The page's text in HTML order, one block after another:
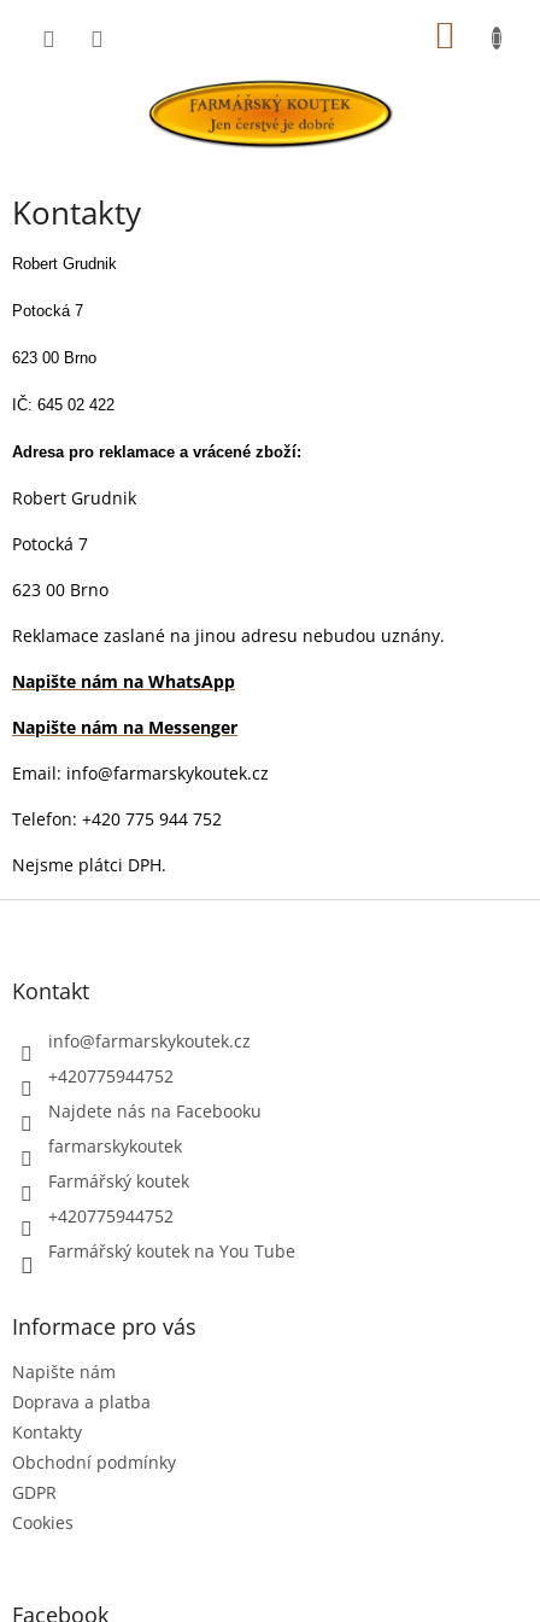
Kontakty
Robert Grudnik
Potocká 7
623 00 Brno
IČ: 645 02 422
Adresa pro reklamace a vrácené zboží:
Robert Grudnik
Potocká 7
623 00 Brno
Reklamace zaslané na jinou adresu nebudou uznány.
Napište nám na WhatsApp
Napište nám na Messenger
Email: info@farmarskykoutek.cz
Telefon: +420 775 944 752
Nejsme plátci DPH.
Z
Kontakt
info@farmarskykoutek.cz
+420775944752
Najdete nás na Facebooku
farmarskykoutek
Farmářský koutek
+420775944752
Farmářský koutek na You Tube
Informace pro vás
Napište nám
Doprava a platba
Kontakty
Obchodní podmínky
GDPR
Cookies
Facebook